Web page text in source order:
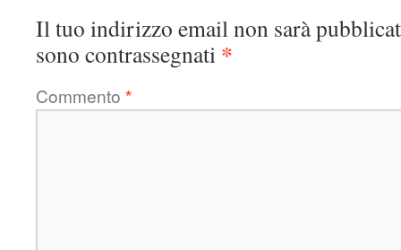
Il tuo indirizzo email non sarà
sono contrassegnati *
Commento *